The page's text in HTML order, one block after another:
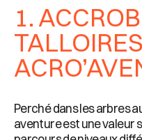
1.
Perché dans les arbres
aventure est une valeur